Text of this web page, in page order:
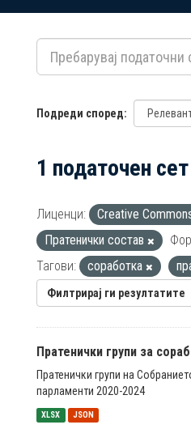
содржина
Подреди според
1 податочен
Лиценци: Creative
Пратенички состав
Тагови:
соработка
Филтрирај ги резултатите
Пратенички групи за
Пратенички групи на
парламенти 2020-2024
XLSX JSON